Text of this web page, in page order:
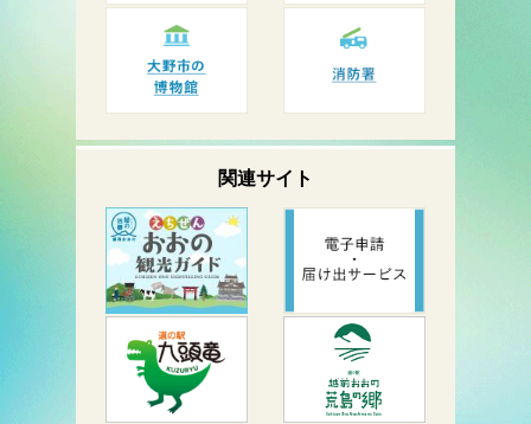
関連サイト